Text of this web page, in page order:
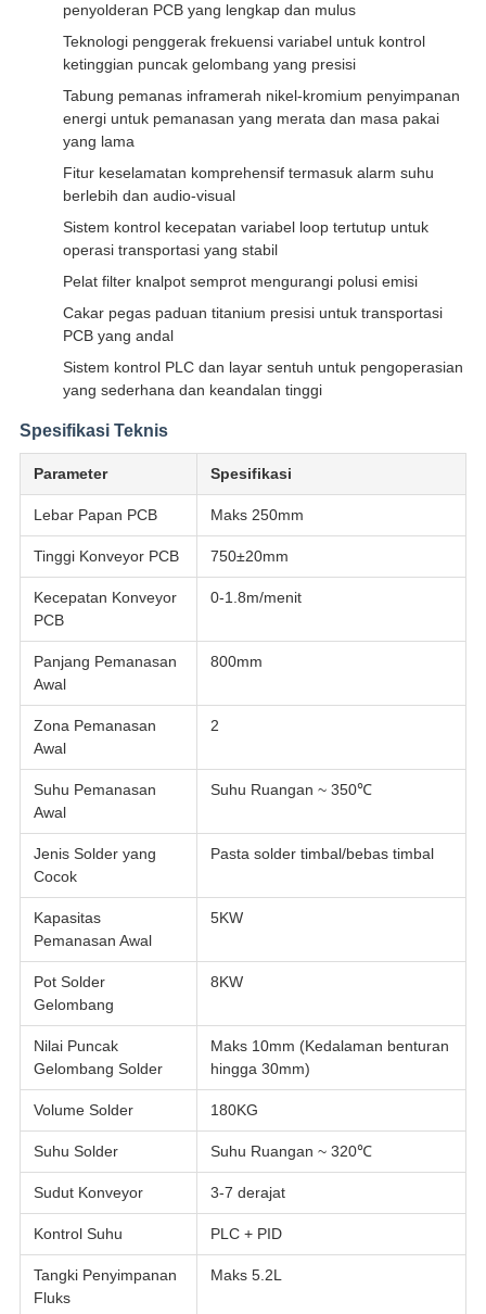
penyolderan PCB yang lengkap dan mulus
Teknologi penggerak frekuensi variabel untuk kontrol
ketinggian puncak gelombang yang presisi
Tabung pemanas inframerah nikel-kromium penyimpanan
energi untuk pemanasan yang merata dan masa pakai
yang lama
Fitur keselamatan komprehensif termasuk alarm suhu
berlebih dan audio-visual
Sistem kontrol kecepatan variabel loop tertutup untuk
operasi transportasi yang stabil
Pelat filter knalpot semprot mengurangi polusi emisi
Cakar pegas paduan titanium presisi untuk transportasi
PCB yang andal
Sistem kontrol PLC dan layar sentuh untuk pengoperasian
yang sederhana dan keandalan tinggi
Spesifikasi Teknis
Parameter Spesifikasi
Lebar Papan PCB Maks 250mm
Tinggi Konveyor PCB 750±20mm
Kecepatan Konveyor
PCB
0-1.8m/menit
Panjang Pemanasan
Awal
800mm
Zona Pemanasan
Awal
2
Suhu Pemanasan
Awal
Suhu Ruangan ~ 350℃
Jenis Solder yang
Cocok
Pasta solder timbal/bebas timbal
Kapasitas
Pemanasan Awal
5KW
Pot Solder
Gelombang
8KW
Nilai Puncak
Gelombang Solder
Maks 10mm (Kedalaman benturan
hingga 30mm)
Volume Solder 180KG
Suhu Solder Suhu Ruangan ~ 320℃
Sudut Konveyor 3-7 derajat
Kontrol Suhu PLC + PID
Tangki Penyimpanan
Fluks
Maks 5.2L